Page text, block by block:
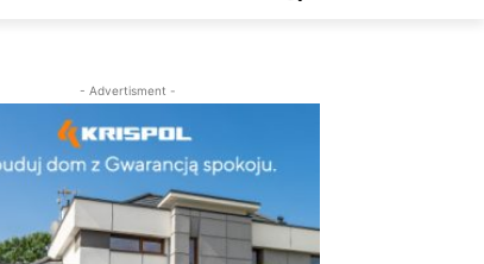
- Advertisment -